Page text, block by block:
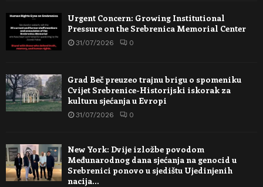
Urgent Concern: Growing Institutional
Pressure on the Srebrenica Memorial Center
31/07/2026 0
Grad Beč preuzeo trajnu brigu o spomeniku
Cvijet Srebrenice-Historijski iskorak za
kulturu sjećanja u Evropi
31/07/2026 0
New York: Dvije izložbe povodom
Međunarodnog dana sjećanja na genocid u
Srebrenici ponovo u sjedištu Ujedinjenih
nacija…